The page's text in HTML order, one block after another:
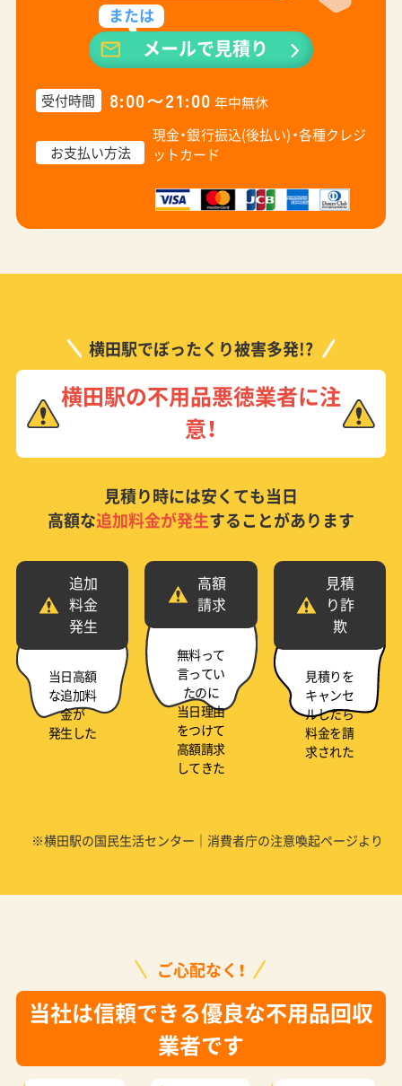
または
メールで見積り
受付時間 8:00〜21:00 年中無休
お支払い方法
現金・銀行振込(後払い)・各種クレジ
ットカード
横田駅でぼったくり被害多発!?
横田駅の不用品悪徳業者に注
意！
見積り時には安くても当日
高額な追加料金が発生することがあります
追加
料金
発生
当日高額
な追加料
金が
発生した
高額
請求
無料って
言ってい
たのに
当日理由
をつけて
高額請求
してきた
見積
り詐
欺
見積りを
キャンセ
ルしたら
料金を請
求された
※横田駅の国民生活センター｜消費者庁の注意喚起ページより
ご心配なく！
当社は信頼できる優良な不用品回収
業者です